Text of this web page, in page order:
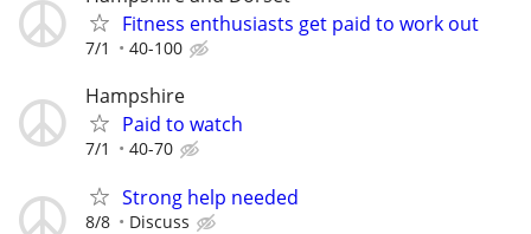
Fitness enthusiasts get paid to work out
7/1 40-100
Hampshire
Paid to watch
7/1 40-70
Strong help needed
8/8 Discuss